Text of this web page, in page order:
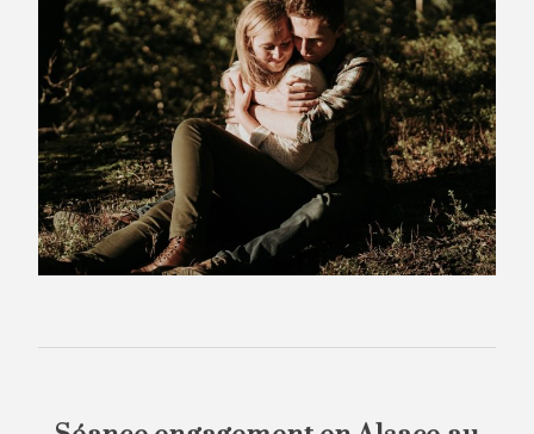
I’m a trend
setter, an
adventurer, a
coffee lover
and a
photographer!
I love
experiments
and personal
perspectives
+ Portfolio
+ Blog
Contact